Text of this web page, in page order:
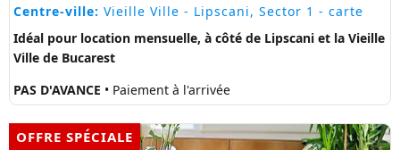
Centre-ville: Vieille Ville - Lipscani, Sector 1 - carte
Idéal pour location mensuelle, à côté de Lipscani et la Vieille
Ville de Bucarest
PAS D'AVANCE • Paiement à l'arrivée
OFFRE SPÉCIALE